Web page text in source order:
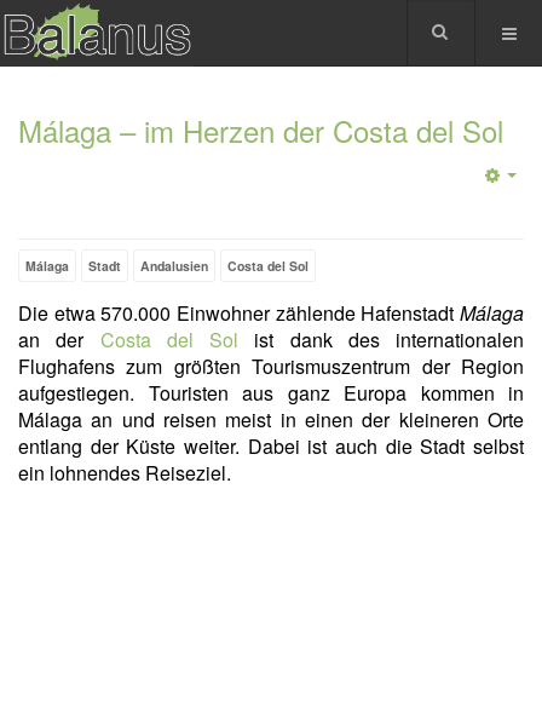
Málaga – im Herzen der Costa del Sol
Málaga Stadt Andalusien Costa del Sol
Die etwa 570.000 Einwohner zählende Hafenstadt Málaga
an der Costa del Sol ist dank des internationalen
Flughafens zum größten Tourismuszentrum der Region
aufgestiegen. Touristen aus ganz Europa kommen in
Málaga an und reisen meist in einen der kleineren Orte
entlang der Küste weiter. Dabei ist auch die Stadt selbst
ein lohnendes Reiseziel.